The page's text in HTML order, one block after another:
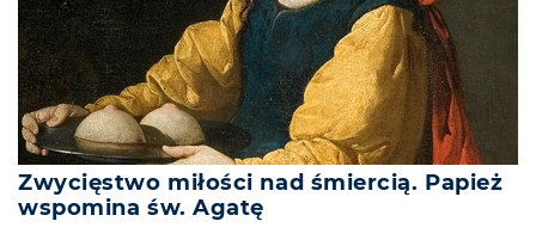
Zwycięstwo miłości nad śmiercią. Papież
wspomina św. Agatę